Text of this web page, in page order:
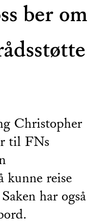
ber om
Christopher
til FNs
kunne reise
har også